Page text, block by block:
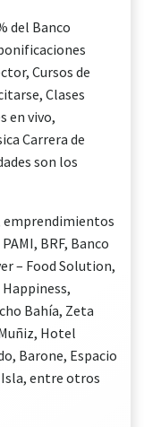
del Banco
Cursos de
Clases
en vivo,
Carrera de
son los
emprendimientos
BRF, Banco
– Food Solution,
Bahía, Zeta
Hotel
Barone, Espacio
Isla, entre otros